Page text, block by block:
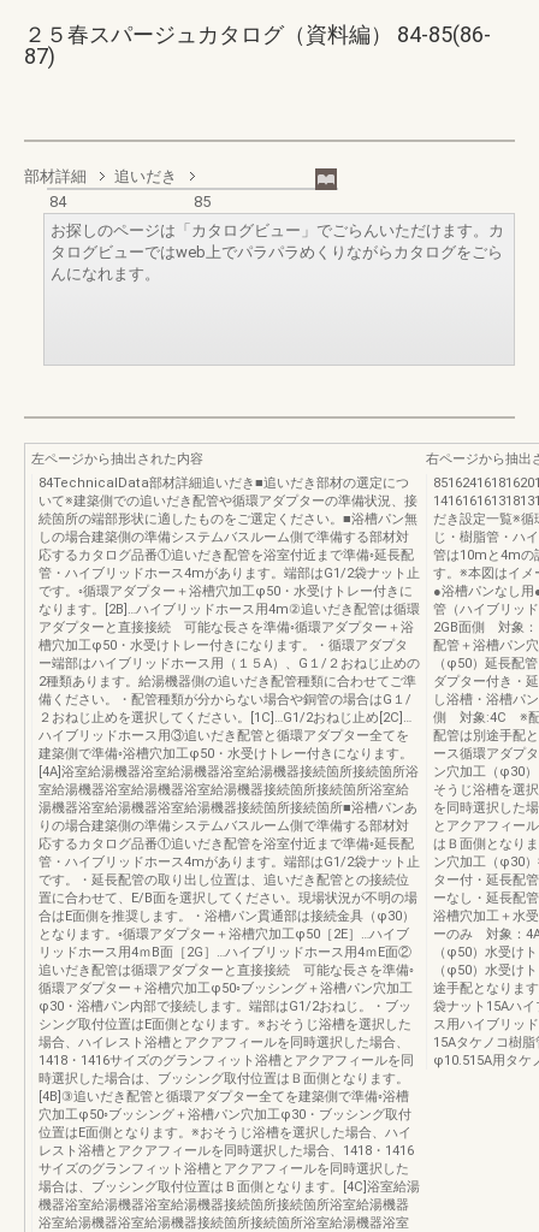
２５春スパージュカタログ（資料編） 84-85(86-
87)
部材詳細
追いだき
84
85
お探しのページは「カタログビュー」でごらんいただけます。カ
タログビューではweb上でパラパラめくりながらカタログをごら
んになれます。
左ページから抽出された内容
84TechnicalData部材詳細追いだき■追いだき部材の選定につ
いて※建築側での追いだき配管や循環アダプターの準備状況、接
続箇所の端部形状に適したものをご選定ください。■浴槽パン無
しの場合建築側の準備システムバスルーム側で準備する部材対
応するカタログ品番①追いだき配管を浴室付近まで準備◦延長配
管・ハイブリッドホース4mがあります。端部はG1/2袋ナット止
です。◦循環アダプター＋浴槽穴加工φ50・水受けトレー付きに
なります。[2B]…ハイブリッドホース用4m②追いだき配管は循環
アダプターと直接接続 可能な長さを準備◦循環アダプター＋浴
槽穴加工φ50・水受けトレー付きになります。・循環アダプタ
ー端部はハイブリッドホース用（１５A）、G１/２おねじ止めの
2種類あります。給湯機器側の追いだき配管種類に合わせてご準
備ください。・配管種類が分からない場合や銅管の場合はG１/
２おねじ止めを選択してください。[1C]…G1/2おねじ止め[2C]…
ハイブリッドホース用③追いだき配管と循環アダプター全てを
建築側で準備◦浴槽穴加工φ50・水受けトレー付きになります。
[4A]浴室給湯機器浴室給湯機器浴室給湯機器接続箇所接続箇所浴
室給湯機器浴室給湯機器浴室給湯機器接続箇所接続箇所浴室給
湯機器浴室給湯機器浴室給湯機器接続箇所接続箇所■浴槽パンあ
りの場合建築側の準備システムバスルーム側で準備する部材対
応するカタログ品番①追いだき配管を浴室付近まで準備◦延長配
管・ハイブリッドホース4mがあります。端部はG1/2袋ナット止
です。・延長配管の取り出し位置は、追いだき配管との接続位
置に合わせて、E/B面を選択してください。現場状況が不明の場
合はE面側を推奨します。・浴槽パン貫通部は接続金具（φ30）
となります。◦循環アダプター＋浴槽穴加工φ50［2E］…ハイブ
リッドホース用4ｍB面［2G］…ハイブリッドホース用4ｍE面②
追いだき配管は循環アダプターと直接接続 可能な長さを準備◦
循環アダプター＋浴槽穴加工φ50◦ブッシング＋浴槽パン穴加工
φ30・浴槽パン内部で接続します。端部はG1/2おねじ。・ブッ
シング取付位置はE面側となります。※おそうじ浴槽を選択した
場合、ハイレスト浴槽とアクアフィールを同時選択した場合、
1418・1416サイズのグランフィット浴槽とアクアフィールを同
時選択した場合は、ブッシング取付位置はＢ面側となります。
[4B]③追いだき配管と循環アダプター全てを建築側で準備◦浴槽
穴加工φ50◦ブッシング＋浴槽パン穴加工φ30・ブッシング取付
位置はE面側となります。※おそうじ浴槽を選択した場合、ハイ
レスト浴槽とアクアフィールを同時選択した場合、1418・1416
サイズのグランフィット浴槽とアクアフィールを同時選択した
場合は、ブッシング取付位置はＢ面側となります。[4C]浴室給湯
機器浴室給湯機器浴室給湯機器接続箇所接続箇所浴室給湯機器
浴室給湯機器浴室給湯機器接続箇所接続箇所浴室給湯機器浴室
右ページから抽出
だき設定一覧※
じ・樹脂管・ハ
管は10mと4mの
す。※本図はイメ
●浴槽パンなし
管（ハイブリッ
2GB面側 対象：
配管＋浴槽パン
（φ50）延長配
ダプター付き・
し浴槽・浴槽パ
側 対象:4C ※配
配管は別途手配
ース循環アダプ
ン穴加工（φ30
そうじ浴槽を選
を同時選択した
とアクアフィー
はＢ面側となり
ン穴加工（φ30
ター付・延長配
ーなし・延長配
浴槽穴加工＋水
ーのみ 対象：
（φ50）水受け
（φ50）水受け
途手配となりま
袋ナット15Aハ
ス用ハイブリッ
15Aタケノコ樹
φ10.515A用タケ